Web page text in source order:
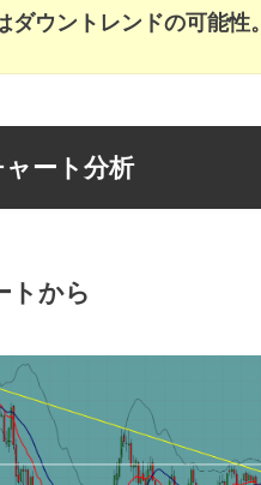
ダウントレンドの可能性。
ャート分析
トから